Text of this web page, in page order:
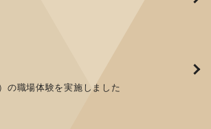
の職場体験を実施しました
：MECT2025(メカトロテックジャパ
013を掲載しました
しました
案内 ※終了しました
ご案内 ※終了しました
しての自己株式の処分の割当完了に関
た
０２６（大規模法人部門）」に認定さ